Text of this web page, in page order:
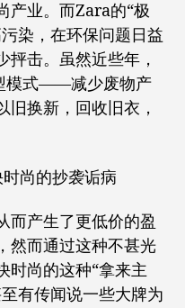
产业。而Zara的“极
染，在环保问题日益
抨击。虽然近些年，
模式——减少废物产
旧换新，回收旧衣，
尚的抄袭诟病
而产生了更低价的盈
然而通过这种不甚光
时尚的这种“拿来主
有传闻说一些大牌为